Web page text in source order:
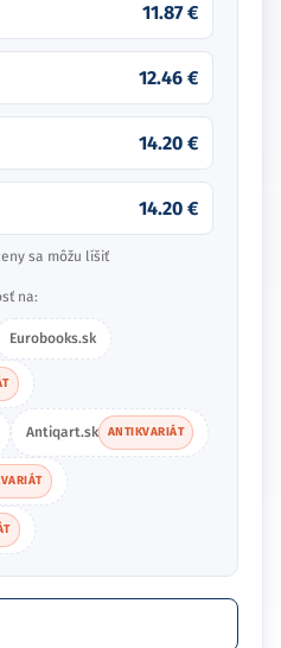
11.87 €
12.46 €
14.20 €
14.20 €
sa môžu líšiť
na:
Eurobooks.sk
Antiqart.sk ANTIKVARIÁT